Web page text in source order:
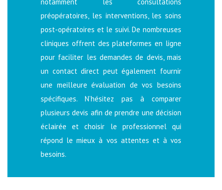
préopératoires, les interventions, les soins
post-opératoires et le suivi. De nombreuses
cliniques offrent des plateformes en ligne
pour faciliter les demandes de devis, mais
un contact direct peut également fournir
une meilleure évaluation de vos besoins
spécifiques. N’hésitez pas à comparer
plusieurs devis afin de prendre une décision
éclairée et choisir le professionnel qui
répond le mieux à vos attentes et à vos
besoins.